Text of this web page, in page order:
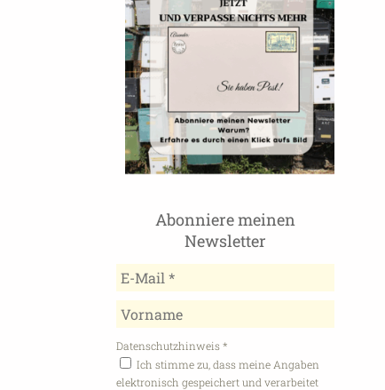
Abonniere meinen
Newsletter
Datenschutzhinweis*
Ich stimme zu, dass meine Angaben
elektronisch gespeichert und verarbeitet